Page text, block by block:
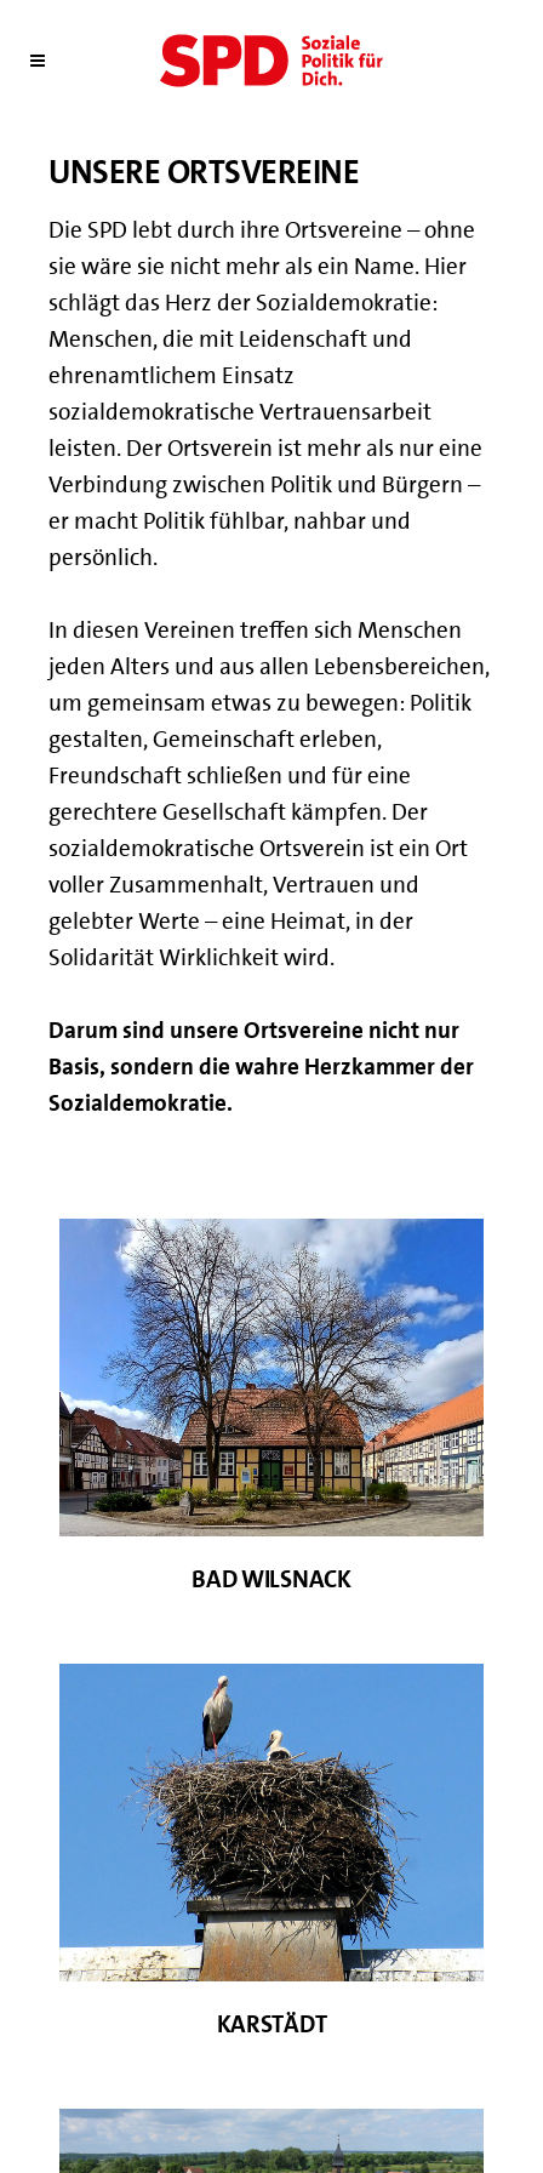
UNSERE ORTSVEREINE
Die SPD lebt durch ihre Ortsvereine – ohne
sie wäre sie nicht mehr als ein Name. Hier
schlägt das Herz der Sozialdemokratie:
Menschen, die mit Leidenschaft und
ehrenamtlichem Einsatz
sozialdemokratische Vertrauensarbeit
leisten. Der Ortsverein ist mehr als nur eine
Verbindung zwischen Politik und Bürgern –
er macht Politik fühlbar, nahbar und
persönlich.
In diesen Vereinen treffen sich Menschen
jeden Alters und aus allen Lebensbereichen,
um gemeinsam etwas zu bewegen: Politik
gestalten, Gemeinschaft erleben,
Freundschaft schließen und für eine
gerechtere Gesellschaft kämpfen. Der
sozialdemokratische Ortsverein ist ein Ort
voller Zusammenhalt, Vertrauen und
gelebter Werte – eine Heimat, in der
Solidarität Wirklichkeit wird.
Darum sind unsere Ortsvereine nicht nur
Basis, sondern die wahre Herzkammer der
Sozialdemokratie.
© Dr. G. Becker
BAD WILSNACK
© Dr. G. Becker
KARSTÄDT